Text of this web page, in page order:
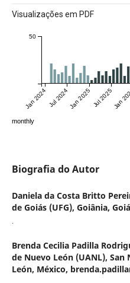
Visualizações em PDF
Jan 2024Jul 2024Jan 2025Jul 2025Jan
50
monthly
Biografia do Autor
Daniela da Costa Britto
de Goiás (UFG), Goiânia,
Brenda Cecilia Padilla
de Nuevo León (UANL), San
León, México,